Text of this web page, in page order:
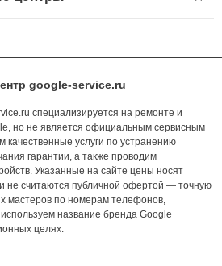
google-service.ru
специализируется на ремонте и
но не является официальным сервисным
услуги по устранению
гарантии, а также проводим
Указанные на сайте цены носят
не считаются публичной офертой — точную
мастеров по номерам телефонов,
название бренда Google
целях.